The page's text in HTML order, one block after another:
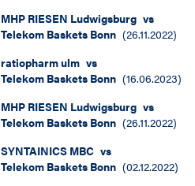
MHP RIESEN Ludwigsburg vs
Telekom Baskets Bonn (26.11.2022)
ratiopharm ulm vs
Telekom Baskets Bonn (16.06.2023)
MHP RIESEN Ludwigsburg vs
Telekom Baskets Bonn (26.11.2022)
SYNTAINICS MBC vs
Telekom Baskets Bonn (02.12.2022)